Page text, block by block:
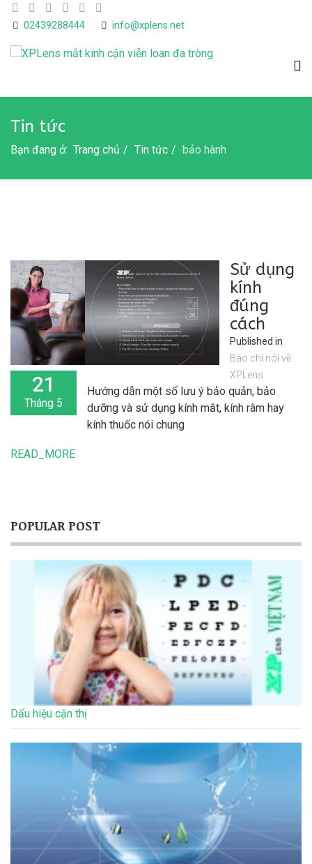
02439288444 info@xplens.net
Tin tức
Bạn đang ở: Trang chủ Tin tức bảo hành
21
Tháng 5
Sử dụng
kính
đúng
cách
Published in
Báo chí nói về
XPLens
Hướng dẫn một số lưu ý bảo quản, bảo
dưỡng và sử dụng kính mắt, kính râm hay
kính thuốc nói chung
READ_MORE
POPULAR POST
Dấu hiệu cận thị